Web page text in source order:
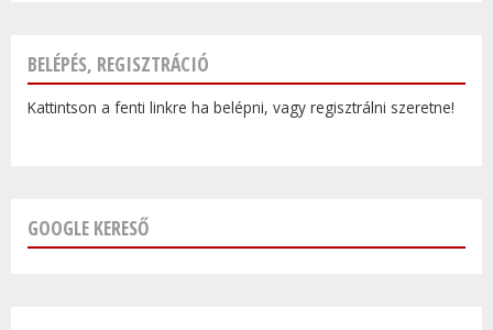
BELÉPÉS, REGISZTRÁCIÓ
Kattintson a fenti linkre ha belépni, vagy regisztrálni szeretne!
GOOGLE KERESŐ